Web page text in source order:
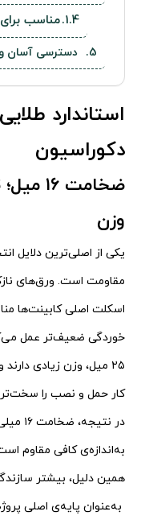
مناسب
دسترسی آسان
استاندارد
دکوراسیون
ضخامت
وزن
یکی از اصلی‌ترین دلایل
اسکلت اصلی کابینت‌ها
۲۵ میل، وزن زیادی
کار حمل و نصب را
در
به‌اندازه‌ی کافی مقاوم
همین دلیل، بیشتر
به‌عنوان پایه‌ی اصلی